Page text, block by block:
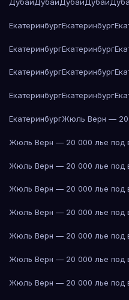
ЕкатеринбургЕкатеринбург
ЕкатеринбургЕкатеринбург
ЕкатеринбургЕкатеринбург
ЕкатеринбургЕкатеринбург
ЕкатеринбургЖюль Верн — 20
Жюль Верн — 20 000 лье под
Жюль Верн — 20 000 лье под
Жюль Верн — 20 000 лье под
Жюль Верн — 20 000 лье под
Жюль Верн — 20 000 лье под
Жюль Верн — 20 000 лье под
Жюль Верн — 20 000 лье под